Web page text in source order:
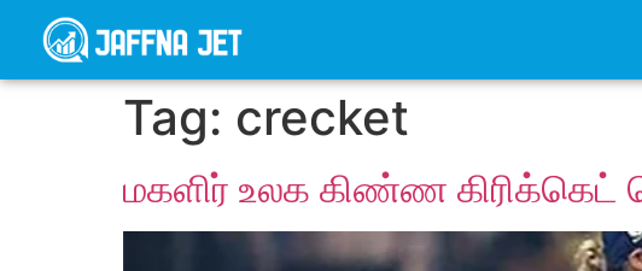
Tag: crecket
மகளிர் உலக கிண்ண கிரிக்கெட்